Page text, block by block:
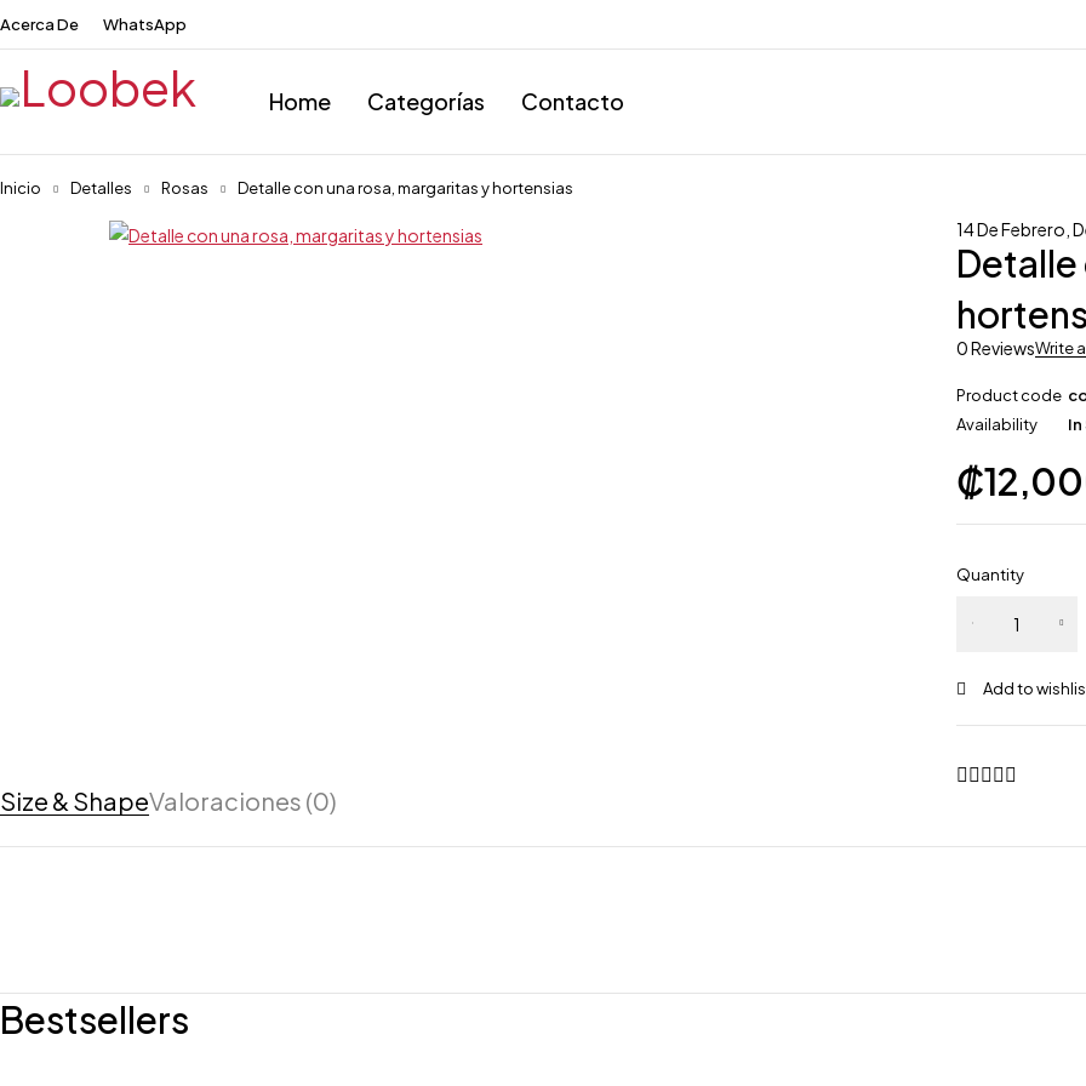
Acerca De WhatsApp
Home Categorías Contacto
Inicio Detalles Rosas Detalle con una rosa, margaritas y hortensias
14 De Febrero ,
Detalle
0 ReviewsWrite
Product code
Availability
₡
Quantity
Size & ShapeValoraciones (0)
Bestsellers